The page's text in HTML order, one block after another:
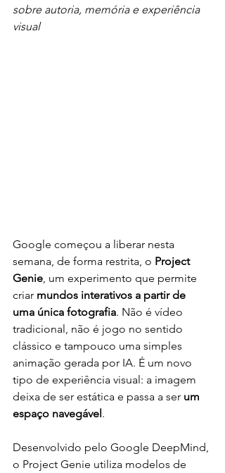
sobre autoria, memória e experiência
visual
Google começou a liberar nesta
semana, de forma restrita, o Project
Genie, um experimento que permite
criar mundos interativos a partir de
uma única fotografia. Não é vídeo
tradicional, não é jogo no sentido
clássico e tampouco uma simples
animação gerada por IA. É um novo
tipo de experiência visual: a imagem
deixa de ser estática e passa a ser um
espaço navegável.
Desenvolvido pelo Google DeepMind,
o Project Genie utiliza modelos de